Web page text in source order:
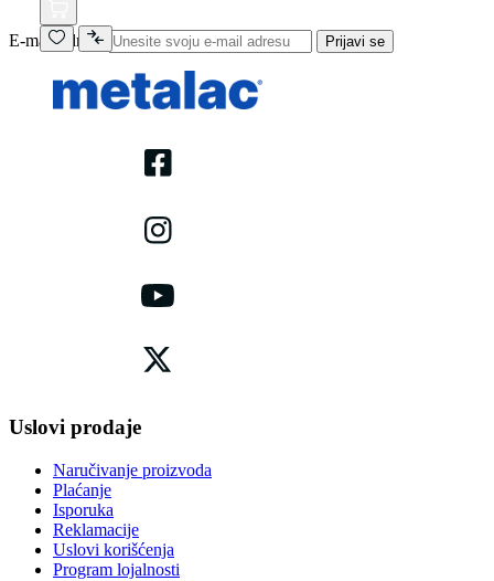
E-mail adresa Prijavi se
Uslovi prodaje
Naručivanje proizvoda
Plaćanje
Isporuka
Reklamacije
Uslovi korišćenja
Program lojalnosti